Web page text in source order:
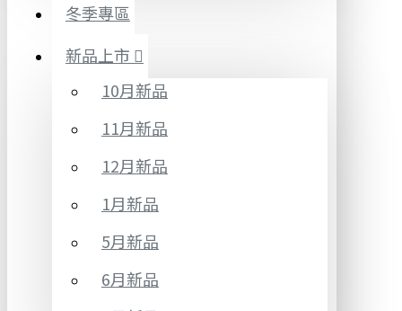
冬季專區
新品上市
10月新品
11月新品
12月新品
1月新品
5月新品
6月新品